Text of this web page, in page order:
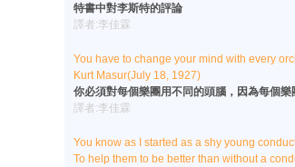
特書中對李斯特的評論
譯者:李佳霖
You have to change your mind with every
Kurt Masur(July 18, 1927)
你必須對每個樂團用不同的頭腦，因為每個
譯者:李佳霖
You know as I started as a shy young
To help them to be better than without a